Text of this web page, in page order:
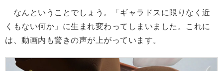
なんということでしょう。「ギャラドスに限りなく近
くもない何か」に生まれ変わってしまいました。これに
は、動画内も驚きの声が上がっています。